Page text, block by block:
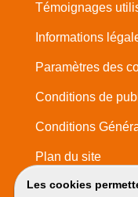
Les cookies
Témoignages
Informations
Paramètres des
Conditions de
Conditions
Plan du site